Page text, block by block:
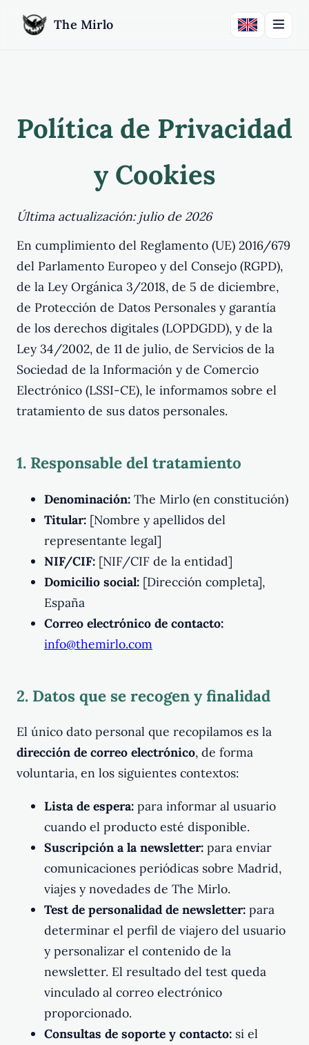
The Mirlo
Política de Privacidad
y Cookies
Última actualización: julio de 2026
En cumplimiento del Reglamento (UE) 2016/679
del Parlamento Europeo y del Consejo (RGPD),
de la Ley Orgánica 3/2018, de 5 de diciembre,
de Protección de Datos Personales y garantía
de los derechos digitales (LOPDGDD), y de la
Ley 34/2002, de 11 de julio, de Servicios de la
Sociedad de la Información y de Comercio
Electrónico (LSSI-CE), le informamos sobre el
tratamiento de sus datos personales.
1. Responsable del tratamiento
Denominación: The Mirlo (en constitución)
Titular: [Nombre y apellidos del
representante legal]
NIF/CIF: [NIF/CIF de la entidad]
Domicilio social: [Dirección completa],
España
Correo electrónico de contacto:
info@themirlo.com
2. Datos que se recogen y finalidad
El único dato personal que recopilamos es la
dirección de correo electrónico, de forma
voluntaria, en los siguientes contextos:
Lista de espera: para informar al usuario
cuando el producto esté disponible.
Suscripción a la newsletter: para enviar
comunicaciones periódicas sobre Madrid,
viajes y novedades de The Mirlo.
Test de personalidad de newsletter: para
determinar el perfil de viajero del usuario
y personalizar el contenido de la
newsletter. El resultado del test queda
vinculado al correo electrónico
proporcionado.
Consultas de soporte y contacto: si el